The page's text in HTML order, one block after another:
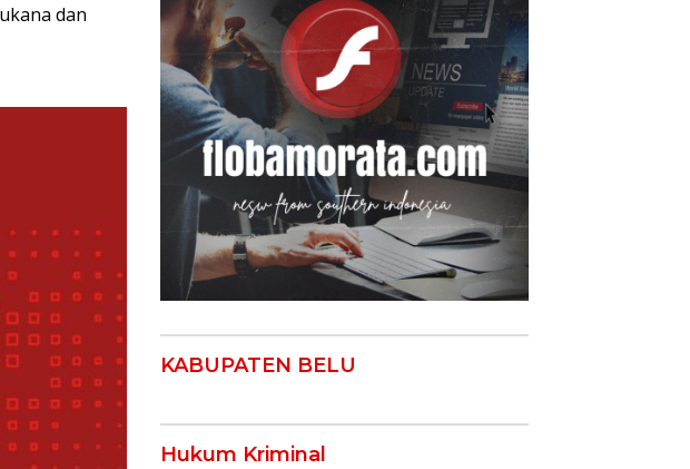
dan
KABUPATEN BELU
Hukum Kriminal